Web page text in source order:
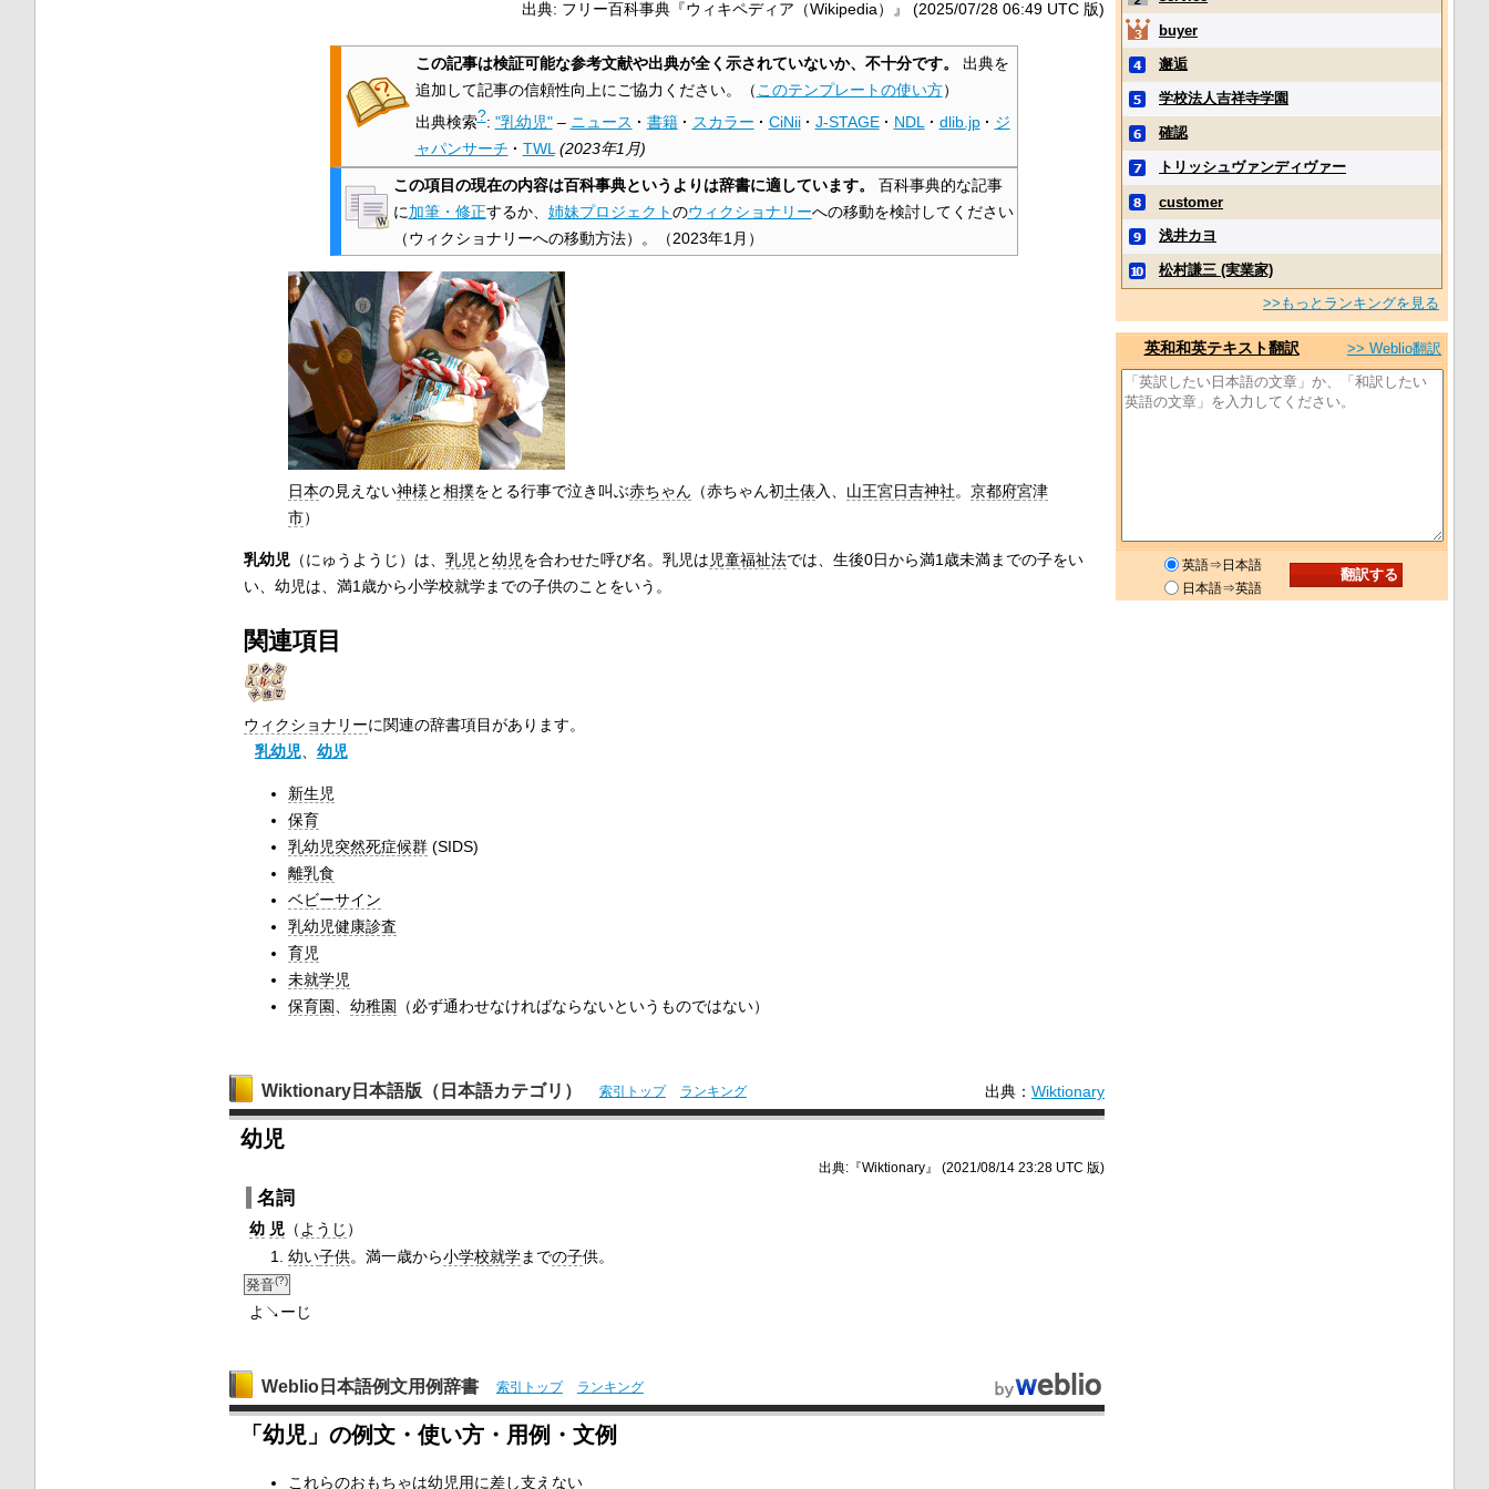
出典: フリー百科事典『ウィキペディア（Wikipedia）』 (2025/07/28 06:49 UTC 版)
この記事は検証可能な参考文献や出典が全く示されていないか、不十分です。
出典を
追加して記事の信頼性向上にご協力ください。
（ このテンプレートの使い方）
出典検索?: "乳幼児"– ニュース · 書籍 · スカラー · CiNii · J-STAGE · NDL · dlib.jp · ジ
ャパンサーチ · TWL (2023年1月)
この項目の現在の内容は百科事典というよりは辞書に適しています。
百科事典的な記事
に加筆・修正するか、 姉妹プロジェクトのウィクショナリーへの移動を検討してください
（ウィクショナリーへの移動方法）。
（2023年1月 ）
日本の見えない神様と相撲をとる行事で泣き叫ぶ赤ちゃん （赤ちゃん初土俵入、 山王宮日吉神社。 京都府宮津
市）
乳幼児（にゅうようじ）は、 乳児と幼児を合わせた呼び名。乳児は児童福祉法では、生後0日から満1歳未満までの子をい
い、幼児は、満1歳から小学校就学までの子供のことをいう。
関連項目
ウィクショナリーに関連の辞書項目があります。
乳幼児、 幼児
新生児
保育
乳幼児突然死症候群(SIDS)
離乳食
ベビーサイン
乳幼児健康診査
育児
未就学児
保育園
幼稚園 （必ず通わせなければならないというものではない）
Wiktionary日本語版（日本語カテゴリ） 索引トップ ランキング 出典： Wiktionary
幼児
出典:『Wiktionary』 (2021/08/14 23:28 UTC 版)
名詞
幼 児（ようじ ）
幼い子供。満一歳から小学校就学までの子供。
発音(?)
よ↘ーじ
Weblio日本語例文用例辞書 索引トップ ランキング
「幼児」の例文・使い方・用例・文例
これらのおもちゃは幼児用に差し支えない
buyer
邂逅
学校法人吉祥寺学園
確認
トリッシュヴァンディヴァー
customer
浅井カヨ
松村謙三 (実業家)
>>もっとランキングを見る
英和和英テキスト翻訳 >> Weblio翻訳
英語⇒日本語
日本語⇒英語